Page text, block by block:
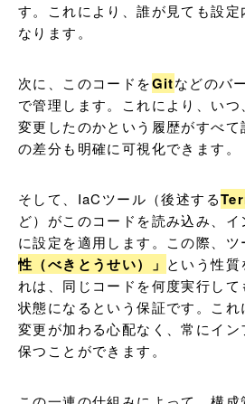
す。これにより、誰が見ても設定
なります。
次に、このコードをGitなどのバ
で管理します。これにより、い
変更したのかという履歴がすべ
の差分も明確に可視化できます。
そして、IaCツール（後述する
ど）がこのコードを読み込み、
に設定を適用します。この際、ツ
性（べきとうせい）」 という性質
れは、同じコードを何度実行して
状態になるという保証です。こ
変更が加わる心配なく、常にイン
保つことができます。